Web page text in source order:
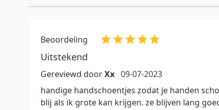
Beoordeling
Uitstekend
Gereviewd doorXx 9 juli 2023
09-07-2023
handige handschoentjes zodat je handen
blij als ik grote kan krijgen. ze blijven lang